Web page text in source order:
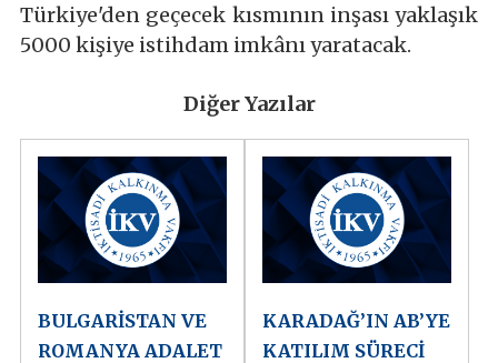
Türkiye'den geçecek kısmının inşası yaklaşık
5000 kişiye istihdam imkânı yaratacak.
Diğer Yazılar
BULGARİSTAN VE
ROMANYA ADALET
KARADAĞ’IN AB’YE
KATILIM SÜRECİ